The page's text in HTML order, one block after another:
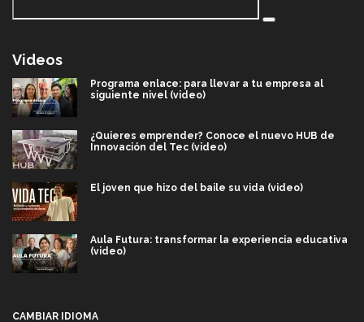
Videos
Programa enlace: para llevar a tu empresa al
siguiente nivel (video)
¿Quieres emprender? Conoce el nuevo HUB de
Innovación del Tec (video)
El joven que hizo del baile su vida (video)
Aula Futura: transformar la experiencia educativa
(video)
CAMBIAR IDIOMA